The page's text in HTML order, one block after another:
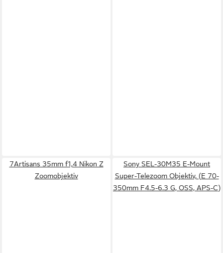
7Artisans 35mm f1,4 Nikon Z
Zoomobjektiv
Sony SEL-30M35 E-Mount
Super-Telezoom Objektiv, (E 70-
350mm F4.5-6.3 G, OSS, APS-C)